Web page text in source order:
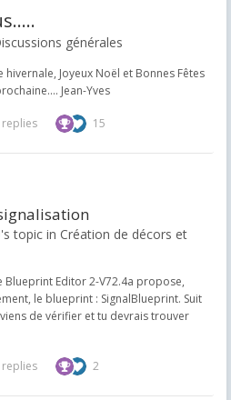
générales
Joyeux Noël et Bonnes Fêtes
Jean-Yves
replies 15
topic in Création de décors et
Editor 2-V72.4a propose,
le blueprint : SignalBlueprint. Suit
de vérifier et tu devrais trouver
replies 2